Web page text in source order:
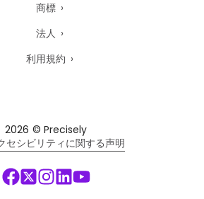
商標
法人
利用規約
2026 © Precisely
セシビリティに関する声明